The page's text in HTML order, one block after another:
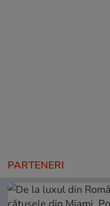
PARTENERI